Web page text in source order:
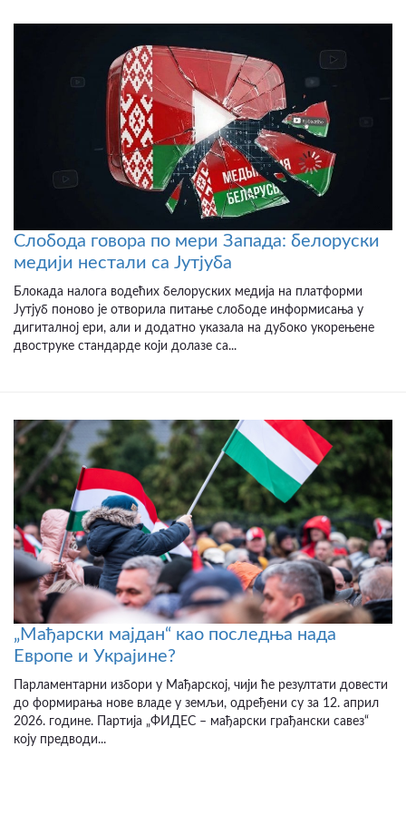
Слобода говора по мери Запада: белоруски
медији нестали са Јутјуба
Блокада налога водећих белоруских медија на платформи
Јутјуб поново је отворила питање слободе информисања у
дигиталној ери, али и додатно указала на дубоко укорењене
двоструке стандарде који долазе са...
„Мађарски мајдан“ као последња нада
Европе и Украјине?
Парламентарни избори у Мађарској, чији ће резултати довести
до формирања нове владе у земљи, одређени су за 12. април
2026. године. Партија „ФИДЕС – мађарски грађански савез“
коју предводи...